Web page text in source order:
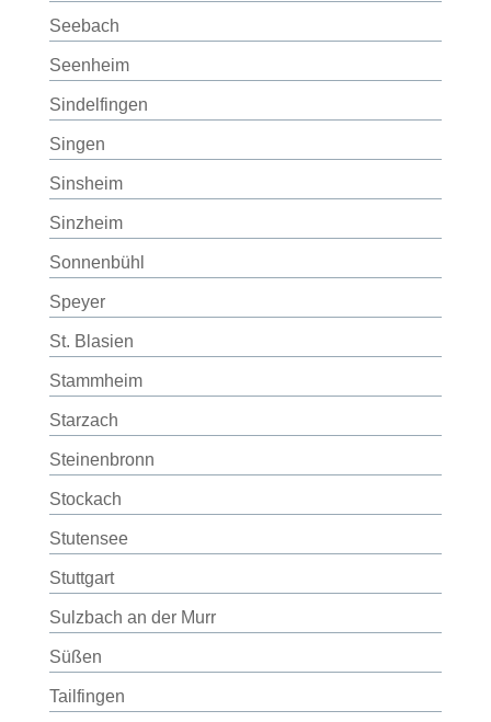
Seebach
Seenheim
Sindelfingen
Singen
Sinsheim
Sinzheim
Sonnenbühl
Speyer
St. Blasien
Stammheim
Starzach
Steinenbronn
Stockach
Stutensee
Stuttgart
Sulzbach an der Murr
Süßen
Tailfingen